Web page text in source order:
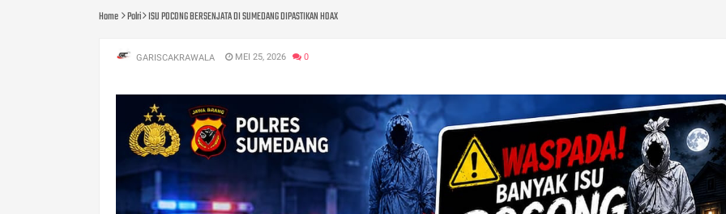
Home Polri ISU POCONG BERSENJATA DI SUMEDANG DIPASTIKAN HOAX
GARISCAKRAWALA MEI 25, 2026 0